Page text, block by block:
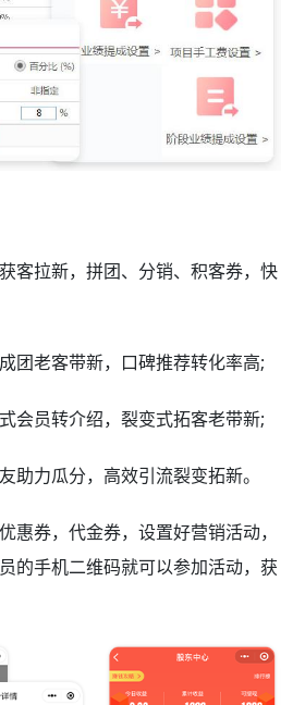
客拉新，拼团、分销、积客券，快
团老客带新，口碑推荐转化率高;
会员转介绍，裂变式拓客老带新;
助力瓜分，高效引流裂变拓新。
惠券，代金券，设置好营销活动，
的手机二维码就可以参加活动，获